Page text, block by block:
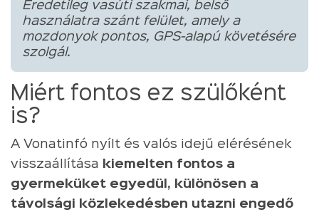
Eredetileg vasúti szakmai, belső
használatra szánt felület, amely a
mozdonyok pontos, GPS-alapú követésére
szolgál.
Miért fontos ez szülőként
is?
A Vonatinfó nyílt és valós idejű elérésének
visszaállítása
kiemelten fontos a
gyermeküket egyedül, különösen a
távolsági közlekedésben utazni engedő